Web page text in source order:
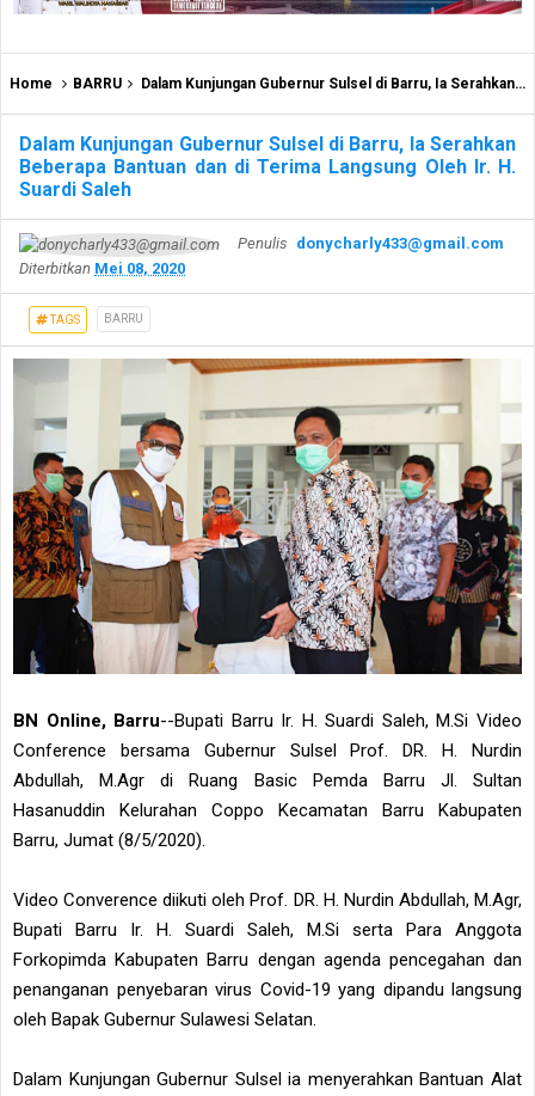
Home BARRU Dalam Kunjungan Gubernur Sulsel di Barru, Ia Serahkan Beberapa Bantuan dan di Terima Langsung Oleh Ir. H. Suardi Saleh
Dalam Kunjungan Gubernur Sulsel di Barru, Ia Serahkan
Beberapa Bantuan dan di Terima Langsung Oleh Ir. H.
Suardi Saleh
Penulis donycharly433@gmail.com
Diterbitkan Mei 08, 2020
TAGS BARRU
BN Online, Barru--Bupati Barru Ir. H. Suardi Saleh, M.Si Video
Conference bersama Gubernur Sulsel Prof. DR. H. Nurdin
Abdullah, M.Agr di Ruang Basic Pemda Barru Jl. Sultan
Hasanuddin Kelurahan Coppo Kecamatan Barru Kabupaten
Barru, Jumat (8/5/2020).
Video Converence diikuti oleh Prof. DR. H. Nurdin Abdullah, M.Agr,
Bupati Barru Ir. H. Suardi Saleh, M.Si serta Para Anggota
Forkopimda Kabupaten Barru dengan agenda pencegahan dan
penanganan penyebaran virus Covid-19 yang dipandu langsung
oleh Bapak Gubernur Sulawesi Selatan.
Dalam Kunjungan Gubernur Sulsel ia menyerahkan Bantuan Alat